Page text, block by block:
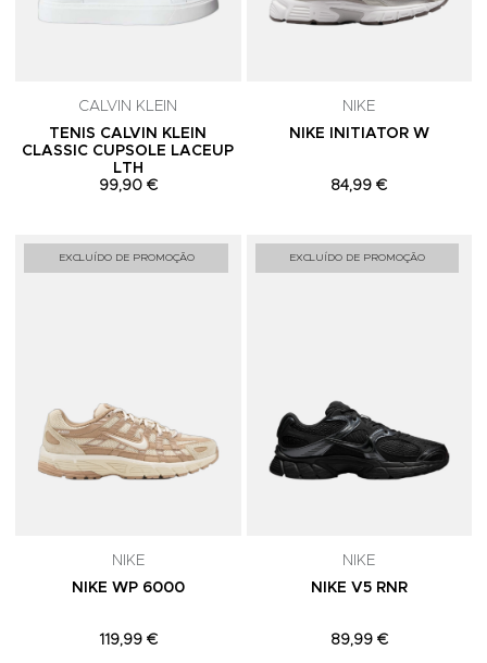
CALVIN KLEIN
TENIS CALVIN KLEIN
CLASSIC CUPSOLE LACEUP
LTH
99,90 €
NIKE
NIKE INITIATOR W
84,99 €
EXCLUÍDO DE PROMOÇÃO Adicionar aos Favoritos
NIKE
NIKE WP 6000
119,99 €
EXCLUÍDO DE PROMOÇÃO
NIKE
NIKE V5 RNR
89,99 €